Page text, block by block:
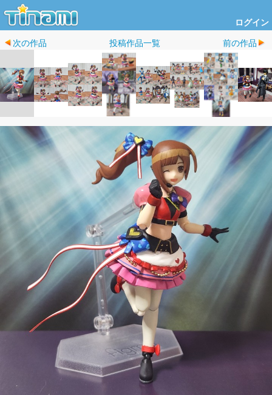
ログイン
次の作品 投稿作品一覧 前の作品